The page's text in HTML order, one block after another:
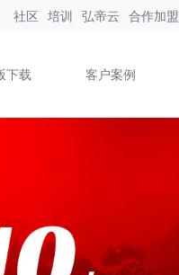
社区 培训 弘帝云 合作加盟
下载 客户案例